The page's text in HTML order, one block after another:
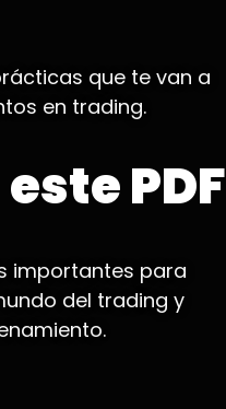
que te van a
en trading.
PDF
importantes para
del trading y